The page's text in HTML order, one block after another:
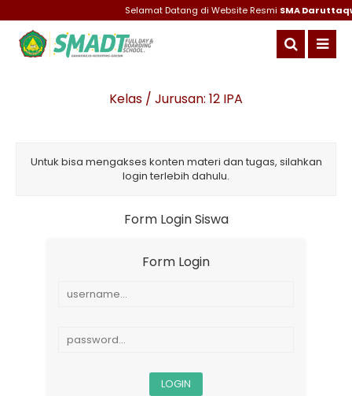
Selamat Datang di Website ResmiSMA
Kelas / Jurusan: 12 IPA
Untuk bisa mengakses konten materi dan tugas, silahkan
login terlebih dahulu.
Form Login Siswa
Form Login